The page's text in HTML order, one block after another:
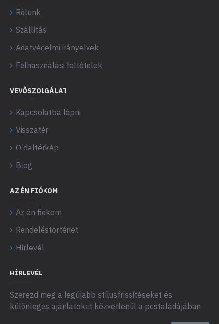
Rólunk
Szállítás
Adatvédelmi irányelvek
Felhasználási feltételek
VEVŐSZOLGÁLAT
Kapcsolatba lépni
Visszatér
Oldaltérkép
Blog
AZ ÉN FIÓKOM
Az én fiókom
Rendeléstörténet
Hírlevél
HÍRLEVÉL
Szerezd meg a legújabb stílusfrissítéseket és
különleges ajánlatokat közvetlenül a postaládájában